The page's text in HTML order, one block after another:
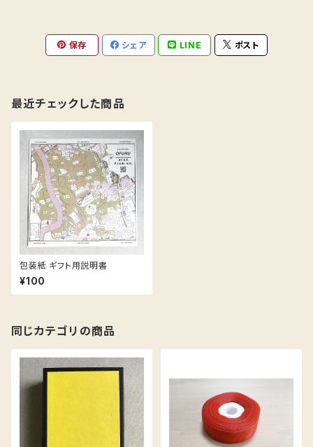
保存 シェア LINE ポスト
最近チェックした商品
包装紙 ギフト用説明書
¥100
同じカテゴリの商品